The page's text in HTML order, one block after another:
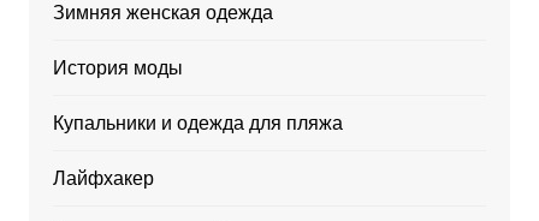
Зимняя женская одежда
История моды
Купальники и одежда для пляжа
Лайфхакер